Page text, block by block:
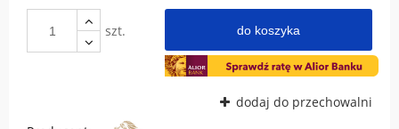
szt. do koszyka
dodaj do przechowalni